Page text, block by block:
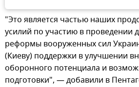
"Это является частью наших
усилий по участию в проведении
реформы вооруженных сил
(Киеву) поддержки в улучшении
оборонного потенциала и
подготовки", — добавили в